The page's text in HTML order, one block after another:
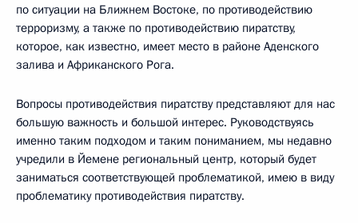
по ситуации на Ближнем Востоке, по противодействию
терроризму, а также по противодействию пиратству,
которое, как известно, имеет место в районе Аденского
залива и Африканского Рога.
Вопросы противодействия пиратству представляют для нас
большую важность и большой интерес. Руководствуясь
именно таким подходом и таким пониманием, мы недавно
учредили в Йемене региональный центр, который будет
заниматься соответствующей проблематикой, имею в виду
проблематику противодействия пиратству.